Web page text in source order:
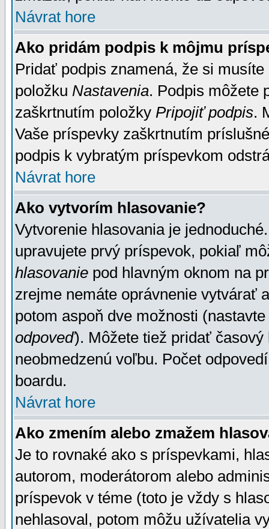
Návrat hore
Ako pridám podpis k môjmu
Pridať podpis znamená, že si
položku Nastavenia. Podpis môžete
zaškrtnutím položky Pripojiť podpis.
Vaše príspevky zaškrtnutím
podpis k vybratým príspevkom
Návrat hore
Ako vytvorím hlasovanie?
Vytvorenie hlasovania je
upravujete prvý príspevok, pokiaľ
hlasovanie pod hlavným oknom na
zrejme nemáte oprávnenie vytvárať
potom aspoň dve možnosti
odpoveď). Môžete tiež pridať
neobmedzenú voľbu. Počet
boardu.
Návrat hore
Ako zmením alebo zmažem
Je to rovnaké ako s príspevkami,
autorom, moderátorom alebo
príspevok v téme (toto je vždy s
nehlasoval, potom môžu užívatelia